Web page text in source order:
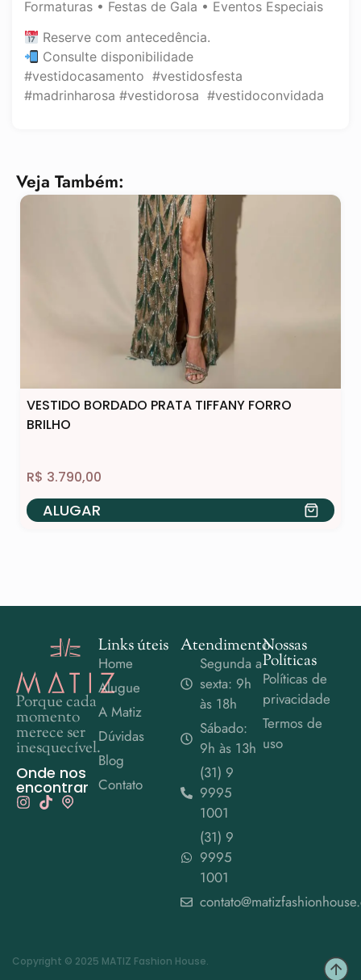
Formaturas • Festas de Gala • Eventos Especiais
Reserve com antecedência.
Consulte disponibilidade
#vestidocasamento #vestidosfesta
#madrinharosa #vestidorosa #vestidoconvidada
Veja Também:
VESTIDO BORDADO PRATA TIFFANY FORRO
BRILHO
R$ 3.790,00
ALUGAR
Porque cada
momento
merece ser
inesquecível.
Onde nos
encontrar
Links úteis
Home
Alugue
A Matiz
Dúvidas
Blog
Contato
Atendimento
Segunda a
sexta: 9h
às 18h
Sábado:
9h às 13h
(31) 9
9995
1001
(31) 9
9995
1001
Nossas
Políticas
Políticas de
privacidade
Termos de
uso
Copyright © 2025 MATIZ Fashion House.